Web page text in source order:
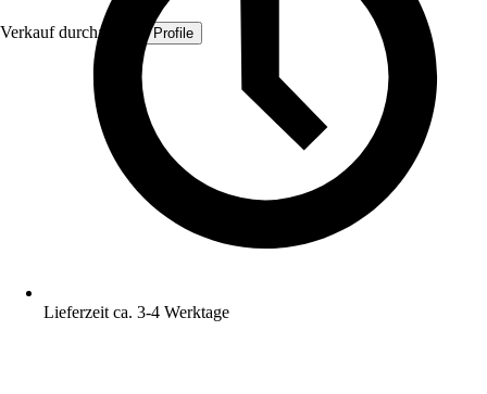
Verkauf durch: Quest Profile
Lieferzeit ca. 3-4 Werktage